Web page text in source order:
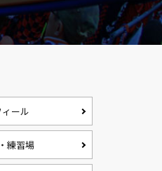
ール
練習場